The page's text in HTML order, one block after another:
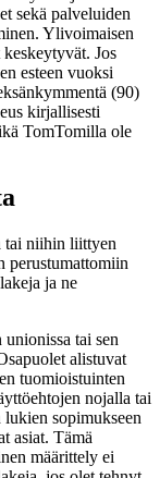
sekä palveluiden
Ylivoimaisen
Jos
esteen vuoksi
(90)
kirjallisesti
TomTomilla ole
tai niihin liittyen
perustumattomiin
ja ne
tai sen
alistuvat
tuomioistuinten
nojalla tai
sopimukseen
asiat. Tämä
määrittely ei